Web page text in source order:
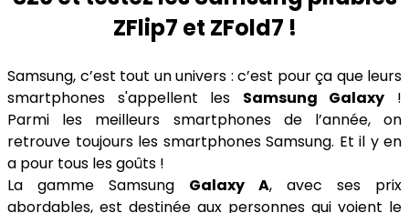
ZFlip7 et ZFold7 !
Samsung, c’est tout un univers : c’est pour ça que leurs
smartphones s'appellent les Samsung Galaxy !
Parmi les meilleurs smartphones de l’année, on
retrouve toujours les smartphones Samsung. Et il y en
a pour tous les goûts !
La gamme Samsung Galaxy A, avec ses prix
abordables, est destinée aux personnes qui voient le